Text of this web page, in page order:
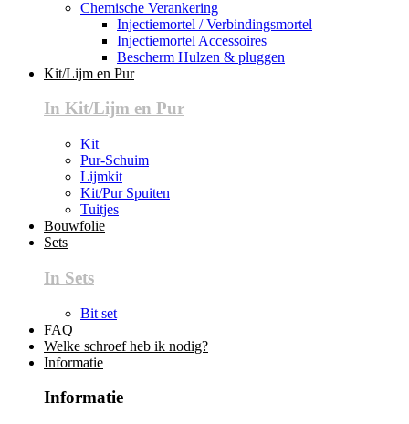
Chemische Verankering
Injectiemortel / Verbindingsmortel
Injectiemortel Accessoires
Bescherm Hulzen & pluggen
Kit/Lijm en Pur
In Kit/Lijm en Pur
Kit
Pur-Schuim
Lijmkit
Kit/Pur Spuiten
Tuitjes
Bouwfolie
Sets
In Sets
Bit set
FAQ
Welke schroef heb ik nodig?
Informatie
Informatie